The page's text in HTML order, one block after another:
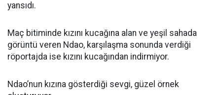
yansıdı.
Maç bitiminde kızını kucağına alan ve yeşil sahada
görüntü veren Ndao, karşılaşma sonunda verdiği
röportajda ise kızını kucağından indirmiyor.
Ndao’nun kızına gösterdiği sevgi, güzel örnek